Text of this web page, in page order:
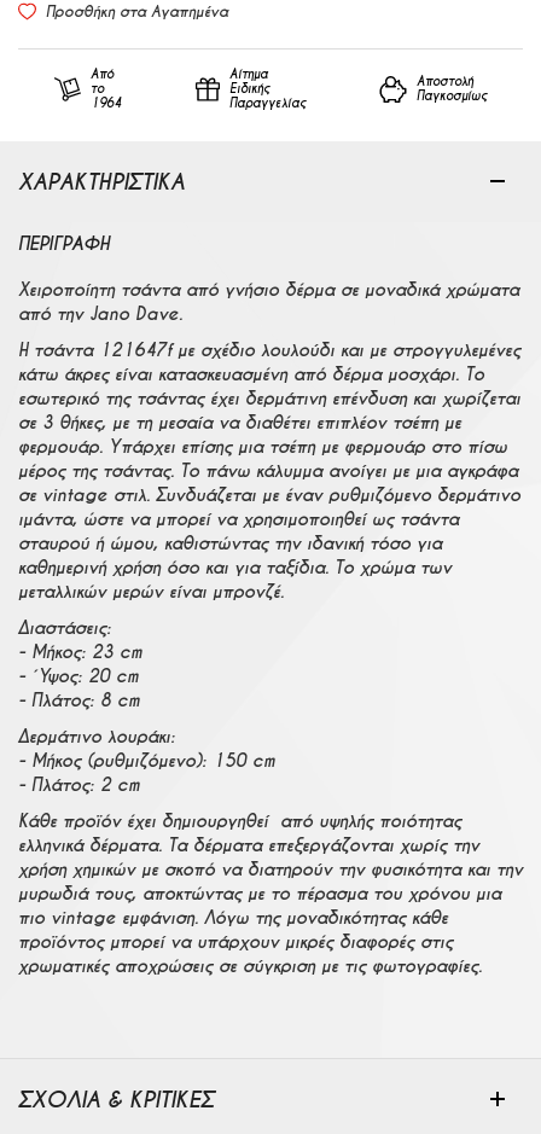
Προσθήκη στα Αγαπημένα
Από
το
1964
Αίτημα
Ειδικής
Παραγγελίας
Αποστολή
Παγκοσμίως
ΧΑΡΑΚΤΗΡΙΣΤΙΚΑ
ΠΕΡΙΓΡΑΦΉ
Χειροποίητη τσάντα από γνήσιο δέρμα σε μοναδικά χρώματα
από την Jano Dave.
Η τσάντα 121647f με σχέδιο λουλούδι και με στρογγυλεμένες
κάτω άκρες είναι κατασκευασμένη από δέρμα μοσχάρι. Το
εσωτερικό της τσάντας έχει δερμάτινη επένδυση και χωρίζεται
σε 3 θήκες, με τη μεσαία να διαθέτει επιπλέον τσέπη με
φερμουάρ. Υπάρχει επίσης μια τσέπη με φερμουάρ στο πίσω
μέρος της τσάντας. Το πάνω κάλυμμα ανοίγει με μια αγκράφα
σε vintage στιλ. Συνδυάζεται με έναν ρυθμιζόμενο δερμάτινο
ιμάντα, ώστε να μπορεί να χρησιμοποιηθεί ως τσάντα
σταυρού ή ώμου, καθιστώντας την ιδανική τόσο για
καθημερινή χρήση όσο και για ταξίδια. Το χρώμα των
μεταλλικών μερών είναι μπρονζέ.
Διαστάσεις:
- Μήκος: 23 cm
- Ύψος: 20 cm
- Πλάτος: 8 cm
Δερμάτινο λουράκι:
- Μήκος (ρυθμιζόμενο): 150 cm
- Πλάτος: 2 cm
Κάθε προϊόν έχει δημιουργηθεί από υψηλής ποιότητας
ελληνικά δέρματα. Τα δέρματα επεξεργάζονται χωρίς την
χρήση χημικών με σκοπό να διατηρούν την φυσικότητα και την
μυρωδιά τους, αποκτώντας με το πέρασμα του χρόνου μια
πιο vintage εμφάνιση. Λόγω της μοναδικότητας κάθε
προϊόντος μπορεί να υπάρχουν μικρές διαφορές στις
χρωματικές αποχρώσεις σε σύγκριση με τις φωτογραφίες.
ΣΧΟΛΙΑ & ΚΡΙΤΙΚΕΣ